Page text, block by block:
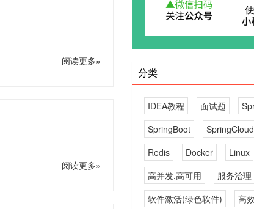
阅读更多»
阅读更多»
分类
IDEA教程 面试题
SpringBoot
SpringCloud
Redis
Docker
Linux
高并发,高可用
服务治理
软件激活(绿色软件)
高